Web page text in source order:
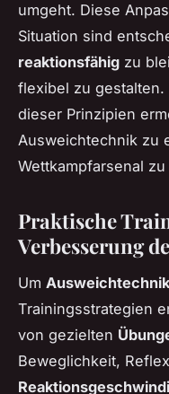
umgeht. Diese
Situation sind
reaktionsfähig zu
flexibel zu gestalten.
dieser Prinzipien
Ausweichtechnik zu
Wettkampfarsenal
Praktische
Verbesserung
Um
Trainingsstrategien
von gezielten
Beweglichkeit,